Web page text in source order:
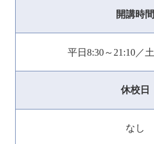
開講時間
平日8:30～21:10／
休校日
なし